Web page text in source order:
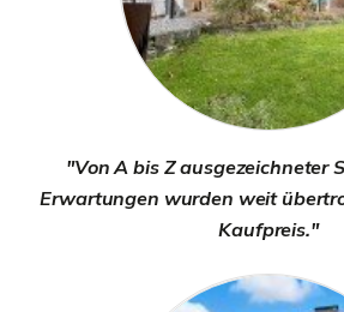
"Von A bis Z ausgezeichneter
Erwartungen wurden weit
Kaufpreis."